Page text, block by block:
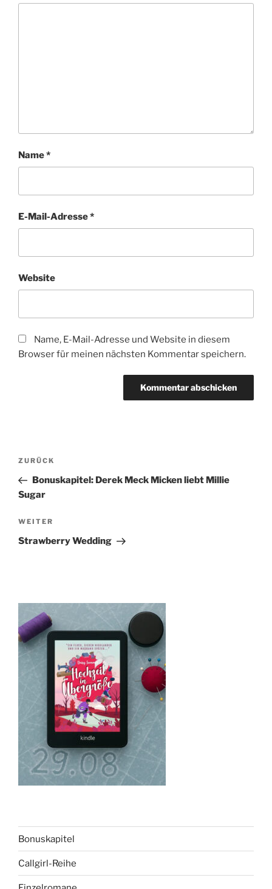
Name*
E-Mail-Adresse*
Website
Name, E-Mail-Adresse und Website in diesem
Browser für meinen nächsten Kommentar speichern.
Beitragsnavigation
Vorheriger
Beitrag
ZURÜCK
Bonuskapitel: Derek Meck Micken liebt Millie
Sugar
Nächster
Beitrag
WEITER
Strawberry Wedding
Bonuskapitel
Callgirl-Reihe